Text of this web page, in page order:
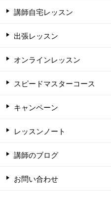
講師自宅レッスン
出張レッスン
オンラインレッスン
スピードマスターコース
キャンペーン
レッスンノート
講師のブログ
お問い合わせ